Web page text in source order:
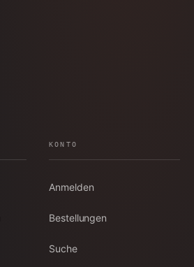
KONTO
Anmelden
Bestellungen
Suche